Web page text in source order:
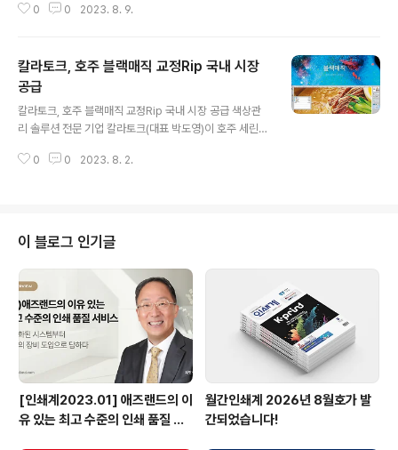
입 천위지에(陈玉劼) 아태지역 총괄매니저는 모노타입코
나 협회 가입 서류에 사인하고, 한국폰트협회 관계자들에
게 국내 폰트 업계 현황을 듣고 업계 발전을 위해 공동으로
진행할 수 있는 여러 활동들에 대해 논의했다. 천 총괄매니
저는 “글로벌 시장에서 한국 문화에 대한 관심과 인기가 높
아짐에 따라 모노타입과 함께 일하는 글로벌 브랜드에서
한글 폰트에 대한 요구가 점점 많아지고 있다”고 하면서,
0 0 2023. 8. 9.
칼라토크, 호주 블랙매직 교정Rip 국내 시장
공급
칼라토크, 호주 블랙매직 교정Rip 국내 시장 공급 색상관
리 솔루션 전문 기업 칼라토크(대표 박도영)이 호주 세린디
(Blackmagic)에 대한 본격적인 마케팅을 시작했다. 블랙
난 성능을 발휘한다. 오렌지와 그린, 바이올렛 잉크를 모두
사용하는 엡손 플로터는 다른 교정립에서 4도 프로파일로
만 사용하면 팬톤 색상이나 별색을 완벽히 재현하기 어렵
지만 블랙매직은 CMYK + 오렌지 + 그린 + 바이올렛을
기본 옵션으로 제공해서 어느 교정립보다 색상 재현 범위
가 넓다. 또한, CtP RI..
0 0 2023. 8. 2.
이 블로그 인기글
[인쇄계2023.01] 애즈랜드의 이
유 있는 최고 수준의 인쇄 품질 서
월간인쇄계 2026년 8월호가 발
간되었습니다!